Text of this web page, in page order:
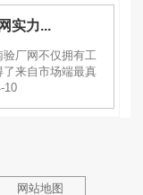
实力...
厂网不仅拥有工
来自市场端最真
10
网站地图